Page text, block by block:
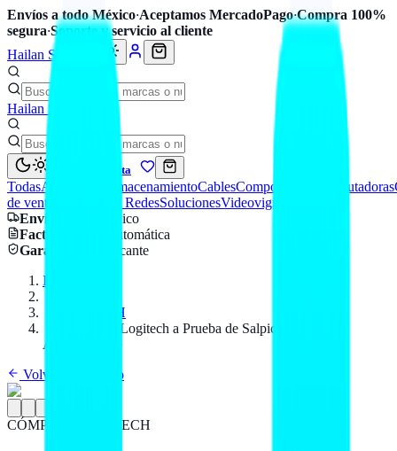
Envíos a todo México·Aceptamos MercadoPago·Compra 100%
segura·Soporte y servicio al cliente
Hailan Store
Hailan Store
Mi cuenta
TodasAccesorios AlmacenamientoCablesComponentes Computadoras
de venta
Seguridad y RedesSolucionesVideovigilancia
Envío
a todo México
Factura CFDI
automática
Garantía
de fabricante
Inicio
LOGITECH
Mouse Pad Logitech a Prueba de Salpicaduras
Antideslizante
Volver al catálogo
CÓMPUTO LOGITECH